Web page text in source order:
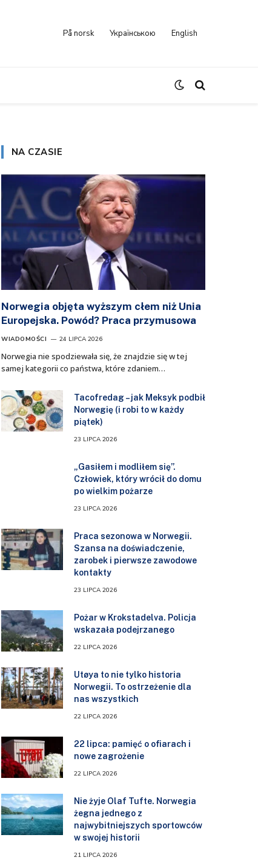
På norsk Українською English
NA CZASIE
Norwegia objęta wyższym cłem niż Unia
Europejska. Powód? Praca przymusowa
WIADOMOŚCI 24 LIPCA 2026
Norwegia nie spodziewała się, że znajdzie się w tej
samej kategorii co państwa, które zdaniem…
Tacofredag – jak Meksyk podbił
Norwegię (i robi to w każdy
piątek)
23 LIPCA 2026
„Gasiłem i modliłem się”.
Człowiek, który wrócił do domu
po wielkim pożarze
23 LIPCA 2026
Praca sezonowa w Norwegii.
Szansa na doświadczenie,
zarobek i pierwsze zawodowe
kontakty
23 LIPCA 2026
Pożar w Krokstadelva. Policja
wskazała podejrzanego
22 LIPCA 2026
Utøya to nie tylko historia
Norwegii. To ostrzeżenie dla
nas wszystkich
22 LIPCA 2026
22 lipca: pamięć o ofiarach i
nowe zagrożenie
22 LIPCA 2026
Nie żyje Olaf Tufte. Norwegia
żegna jednego z
najwybitniejszych sportowców
w swojej historii
21 LIPCA 2026